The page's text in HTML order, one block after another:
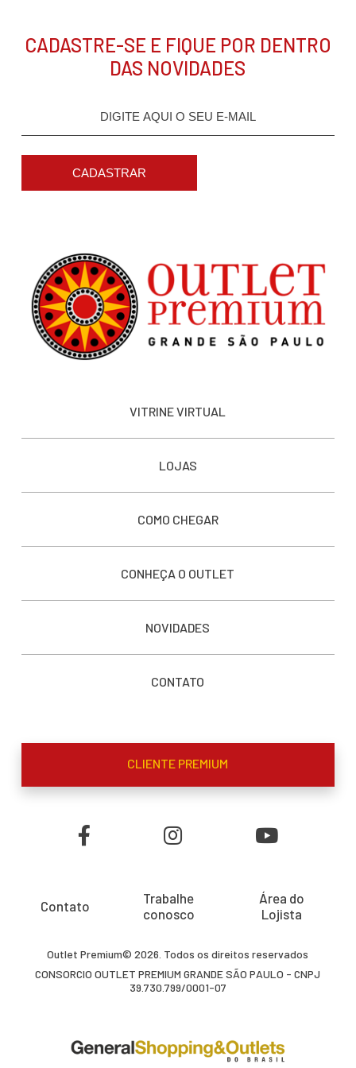
CADASTRE-SE E FIQUE POR DENTRO
DAS NOVIDADES
CADASTRAR
VITRINE VIRTUAL
LOJAS
COMO CHEGAR
CONHEÇA O OUTLET
NOVIDADES
CONTATO
CLIENTE PREMIUM
Contato
Trabalhe
conosco
Área do
Lojista
Outlet Premium© 2026. Todos os direitos reservados
CONSORCIO OUTLET PREMIUM GRANDE SÃO PAULO - CNPJ
39.730.799/0001-07